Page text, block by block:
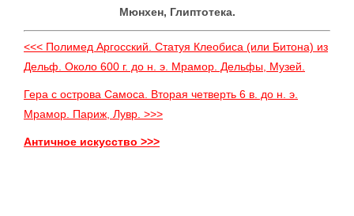
Мюнхен, Глиптотека.
<<< Полимед Аргосский. Статуя Клеобиса (или Битона) из
Дельф. Около 600 г. до н. э. Мрамор. Дельфы, Музей.
Гера с острова Самоса. Вторая четверть 6 в. до н. э.
Мрамор. Париж, Лувр. >>>
Античное искусство >>>